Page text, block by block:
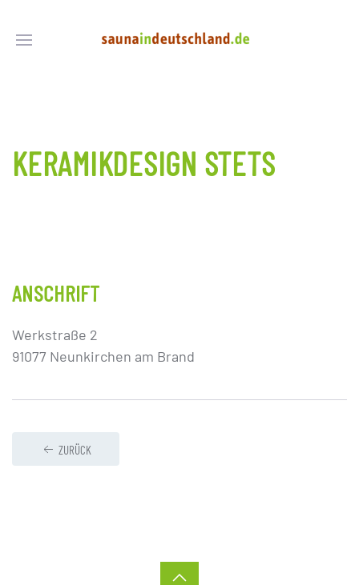
KERAMIKDESIGN STETS
ANSCHRIFT
Werkstraße 2
91077 Neunkirchen am Brand
ZURÜCK